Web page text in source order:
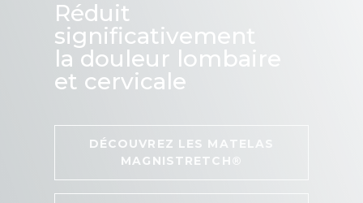
Réduit
significativement
la douleur lombaire
et cervicale
DÉCOUVREZ LES MATELAS
MAGNISTRETCH®